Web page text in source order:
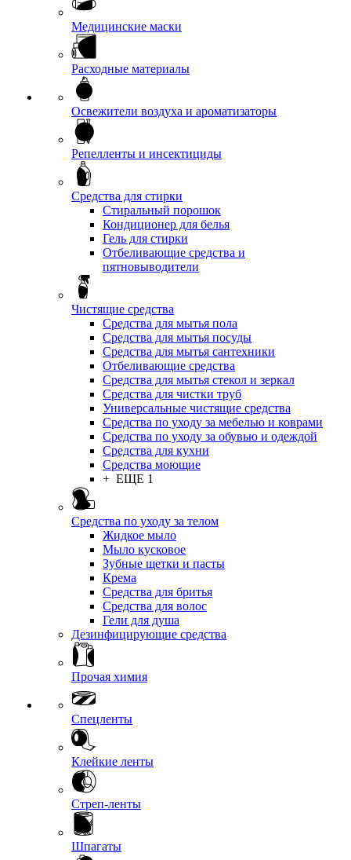
Медицинские маски
Расходные материалы
Освежители воздуха и ароматизаторы
Репелленты и инсектициды
Средства для стирки
Стиральный порошок
Кондиционер для белья
Гель для стирки
Отбеливающие средства и
пятновыводители
Чистящие средства
Средства для мытья пола
Средства для мытья посуды
Средства для мытья сантехники
Отбеливающие средства
Средства для мытья стекол и зеркал
Средства для чистки труб
Универсальные чистящие средства
Средства по уходу за мебелью и коврами
Средства по уходу за обувью и одеждой
Средства для кухни
Средства моющие
+ ЕЩЕ 1
Средства по уходу за телом
Жидкое мыло
Мыло кусковое
Зубные щетки и пасты
Крема
Средства для бритья
Средства для волос
Гели для душа
Дезинфицирующие средства
Прочая химия
Спецленты
Клейкие ленты
Стреп-ленты
Шпагаты